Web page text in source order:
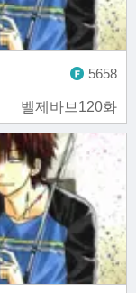
벨제바브120화
5658